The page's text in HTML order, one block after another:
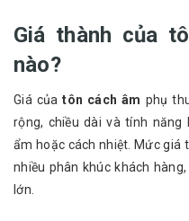
Giá thành của
nào?
Giá củatôn cách âm phụ
rộng, chiều dài và tính năng
ẩm hoặc cách nhiệt. Mức giá
nhiều phân khúc khách
lớn.